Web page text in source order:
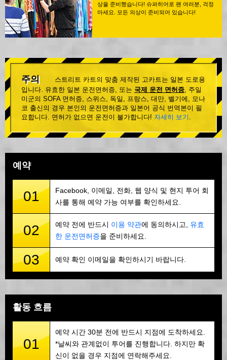
상을 준비했습니다! 슈퍼히어로 팬 여러분, 걱정
마세요. 모든 의상이 준비되어 있습니다!
주의
스트리트 카트의 맞춤 제작된 고카트는 일본 도로용
입니다. 유효한 일본 운전면허증, 또는 국제 운전 면허증, 주일
미군의 SOFA 면허증, 스위스, 독일, 프랑스, 대만, 벨기에, 모나
코 출신의 경우 본인의 운전면허증과 일본어 공식 번역본이 필
요합니다. 면허가 없으면 운전이 불가합니다! 자세히 보기 .
예약
01
Facebook, 이메일, 전화, 웹 양식 및 현지 투어 회
사를 통해 예약 가능 여부를 확인하세요.
02 예약 전에 반드시 이용 약관에 동의하시고, 유효
한 운전면허증을 준비하세요.
03 예약 확인 이메일을 확인하시기 바랍니다.
활동 흐름
01
예약 시간 30분 전에 반드시 지점에 도착하세요.
*날씨와 관계없이 투어를 진행합니다. 하지만 확
신이 없을 경우 지점에 연락해주세요.